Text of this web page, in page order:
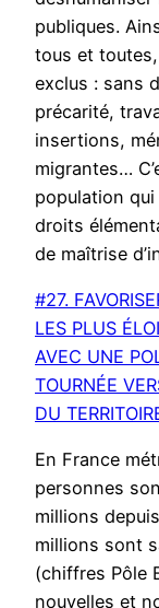
publiques.
tous et
exclus : sans
précarité,
insertions,
migrantes…
population qui
droits
de maîtrise
#27.
LES PLUS
AVEC UNE
TOURNÉE
DU
En France
personnes
millions
millions sont
(chiffres Pôle
nouvelles et